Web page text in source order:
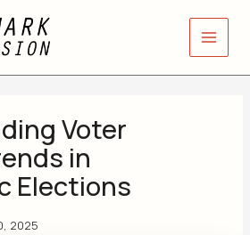
Main
Voter
in
Elections
2025